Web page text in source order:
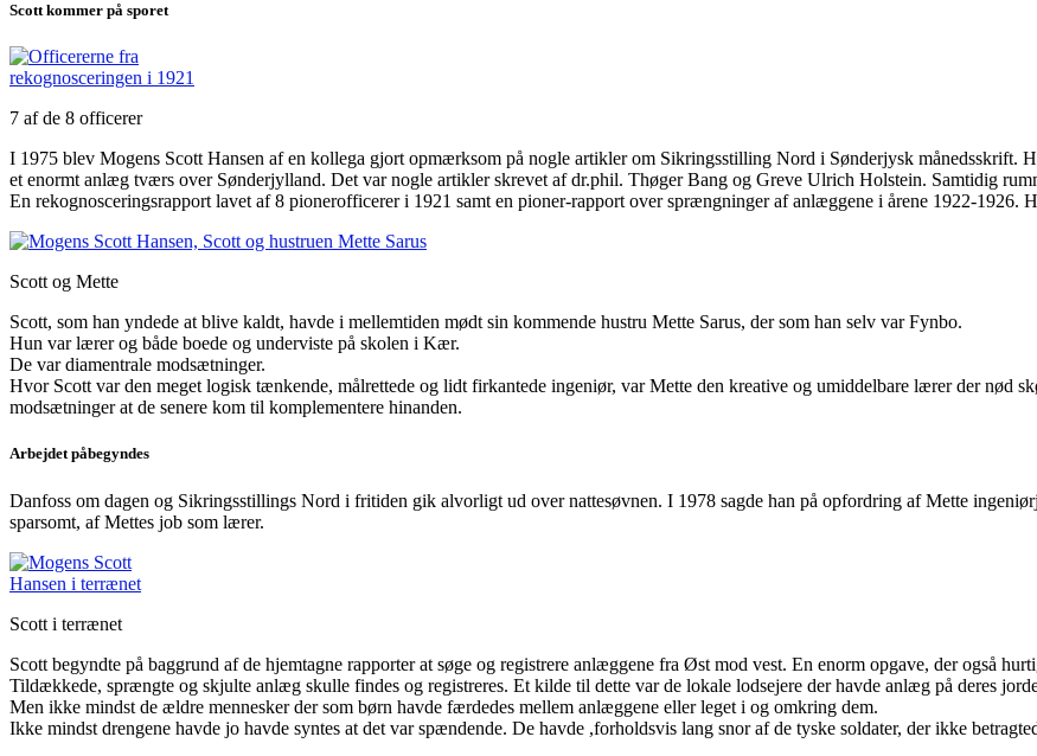
Scott kommer på sporet
7 af de 8 officerer
I 1975 blev Mogens Scott Hansen af en kollega gjort opmærksom på nogle artikler om Sikringsstilling Nord i Sønderjysk månedsskrift.
et enormt anlæg tværs over Sønderjylland. Det var nogle artikler skrevet af dr.phil. Thøger Bang og Greve Ulrich Holstein. Samtidig
En rekognosceringsrapport lavet af 8 pionerofficerer i 1921 samt en pioner-rapport over sprængninger af anlæggene i årene 1922-1926.
Scott og Mette
Scott, som han yndede at blive kaldt, havde i mellemtiden mødt sin kommende hustru Mette Sarus, der som han selv var Fynbo.
Hun var lærer og både boede og underviste på skolen i Kær.
De var diamentrale modsætninger.
Hvor Scott var den meget logisk tænkende, målrettede og lidt firkantede ingeniør, var Mette den kreative og umiddelbare lærer der nød
modsætninger at de senere kom til komplementere hinanden.
Arbejdet påbegyndes
Danfoss om dagen og Sikringsstillings Nord i fritiden gik alvorligt ud over nattesøvnen. I 1978 sagde han på opfordring af Mette
sparsomt, af Mettes job som lærer.
Scott i terrænet
Scott begyndte på baggrund af de hjemtagne rapporter at søge og registrere anlæggene fra Øst mod vest. En enorm opgave, der også
Tildækkede, sprængte og skjulte anlæg skulle findes og registreres. Et kilde til dette var de lokale lodsejere der havde anlæg på deres
Men ikke mindst de ældre mennesker der som børn havde færdedes mellem anlæggene eller leget i og omkring dem.
Ikke mindst drengene havde jo havde syntes at det var spændende. De havde ,forholdsvis lang snor af de tyske soldater, der ikke